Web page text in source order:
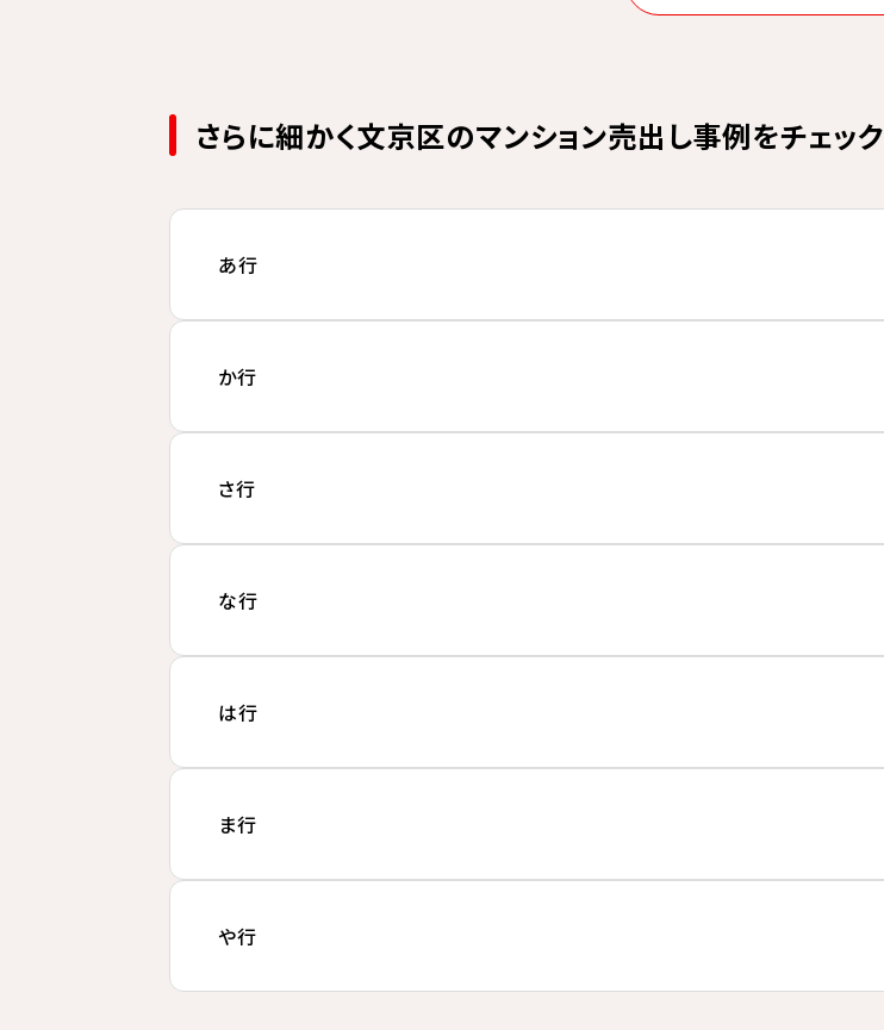
さらに細かく文京区のマンション売出し事例をチェック
あ行
か行
さ行
な行
は行
ま行
や行